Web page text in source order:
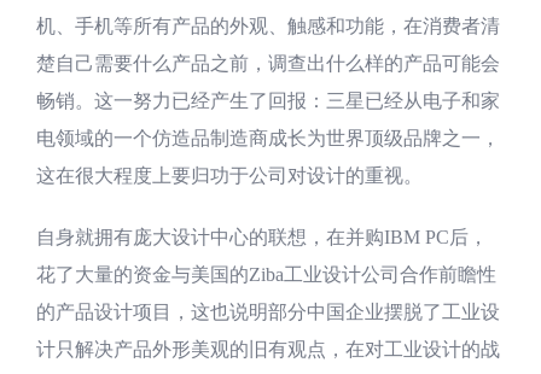
机、手机等所有产品的外观、触感和功能，在消费者清
楚自己需要什么产品之前，调查出什么样的产品可能会
畅销。这一努力已经产生了回报：三星已经从电子和家
电领域的一个仿造品制造商成长为世界顶级品牌之一，
这在很大程度上要归功于公司对设计的重视。
自身就拥有庞大设计中心的联想，在并购IBM PC后，
花了大量的资金与美国的Ziba工业设计公司合作前瞻性
的产品设计项目，这也说明部分中国企业摆脱了工业设
计只解决产品外形美观的旧有观点，在对工业设计的战